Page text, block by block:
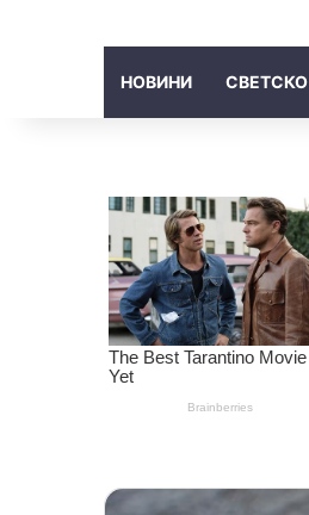
НОВИНИ СВЕТСКО